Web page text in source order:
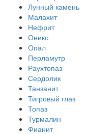
Лунный камень
Малахит
Нефрит
Оникс
Опал
Перламутр
Раухтопаз
Сердолик
Танзанит
Тигровый глаз
Топаз
Турмалин
Фианит